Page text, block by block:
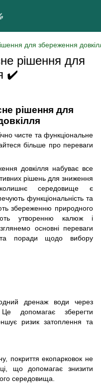
для збереження
рішення для
✔️
рішення для
чисте та функціональне
більше про переваги
довкілля набуває все
рішень для зниження
середовище є
функціональність та
збереженню природного
утворенню калюж і
основні переваги
та поради щодо вибору
дренаж води через
допомагає зберегти
ризик затоплення та
покриття екопарковок не
що допомагає знизити
середовища.